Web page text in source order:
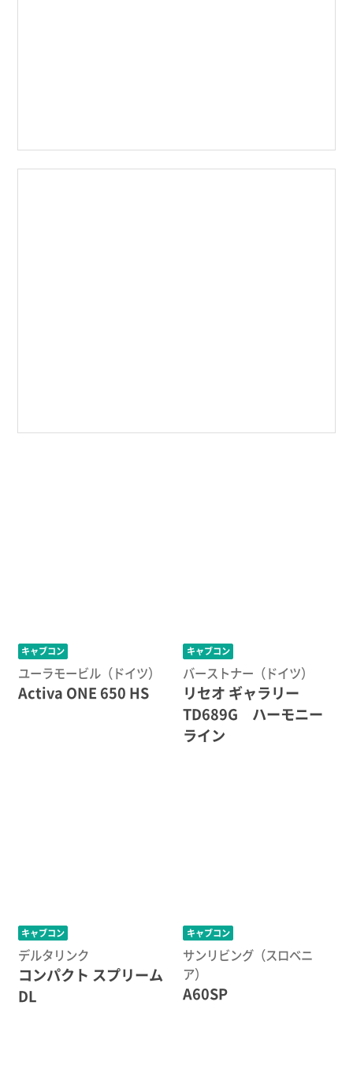
キャブコン
ユーラモービル（ドイツ）
Activa ONE 650 HS
キャブコン
バーストナー（ドイツ）
リセオ ギャラリー
TD689G ハーモニー
ライン
キャブコン
デルタリンク
コンパクト スプリーム
DL
キャブコン
サンリビング（スロベニ
ア）
A60SP